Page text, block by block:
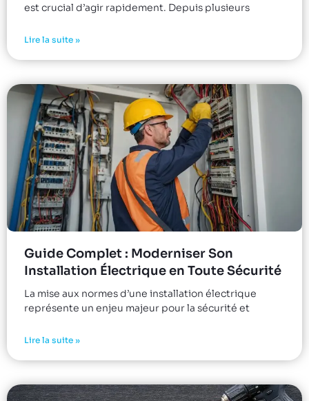
est crucial d’agir rapidement. Depuis plusieurs
Lire la suite »
Guide Complet : Moderniser Son
Installation Électrique en Toute Sécurité
La mise aux normes d’une installation électrique
représente un enjeu majeur pour la sécurité et
Lire la suite »